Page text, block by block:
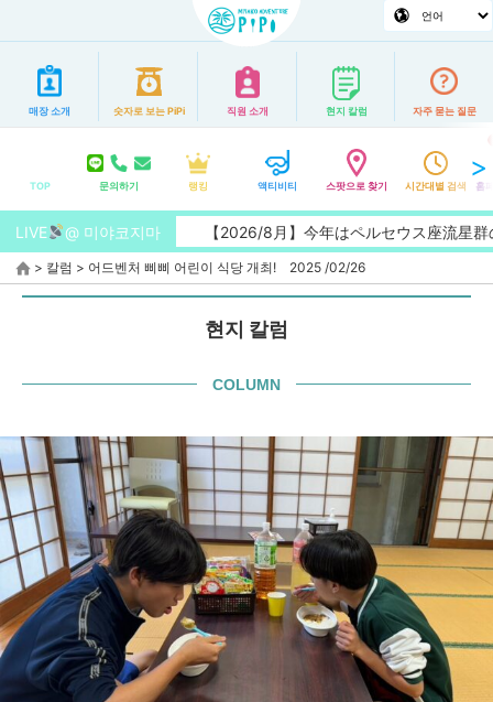
매장 소개 숫자로 보는 PiPi 직원 소개 현지 칼럼 자주 묻는 질문
TOP 문의하기 랭킹 액티비티 스팟으로 찾기 시간대별 검색 홈
LIVE @ 미야코지마 【2026/8月】今年はペルセウス座流星群の
> 칼럼 > 어드벤처 삐삐 어린이 식당 개최! 2025 /02/26
현지 칼럼
COLUMN